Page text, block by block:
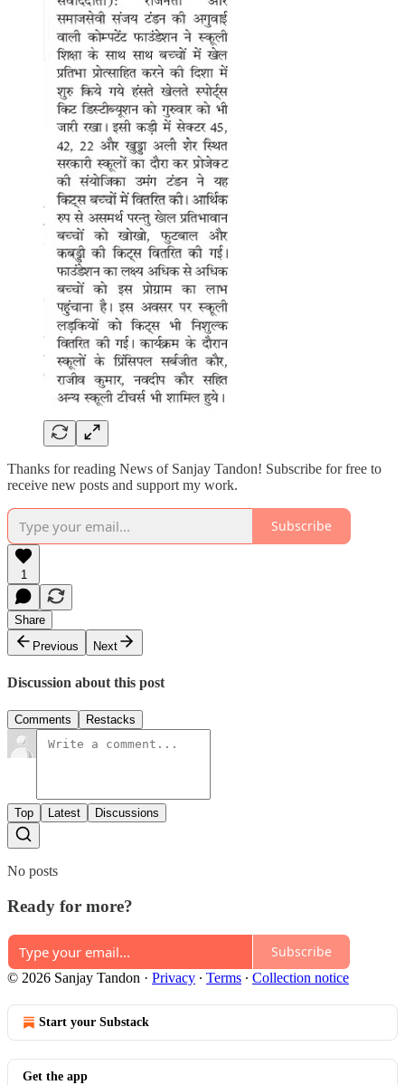
Thanks for reading News of Sanjay Tandon! Subscribe for free to
receive new posts and support my work.
Subscribe
1
Share
Previous
Next
Discussion about this post
Comments Restacks
Top Latest Discussions
No posts
Ready for more?
Subscribe
© 2026 Sanjay Tandon · Privacy ∙ Terms ∙ Collection notice
Start your Substack
Get the app